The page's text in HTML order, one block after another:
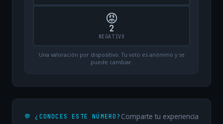
😡
2
NEGATIVO
Una valoración por dispositivo. Tu voto es anónimo y se
puede cambiar.
💬 ¿CONOCES ESTE NÚMERO? Comparte tu experiencia